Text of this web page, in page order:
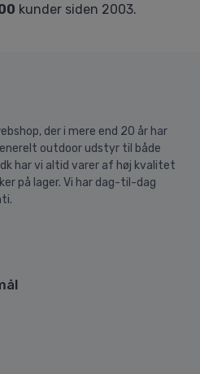
kunder siden 2003.
der i mere end 20 år har
outdoor udstyr til både
har vi altid varer af høj kvalitet
på lager. Vi har dag-til-dag